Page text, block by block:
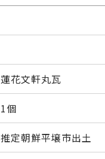
蓮花文軒丸瓦
1個
推定朝鮮平壌市出土